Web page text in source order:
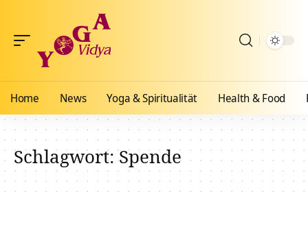
Home News Yoga & Spiritualität Health & Food
Schlagwort:Spende